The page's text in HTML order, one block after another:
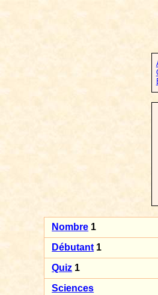
Nombre 1
Débutant 1
Quiz 1
Sciences